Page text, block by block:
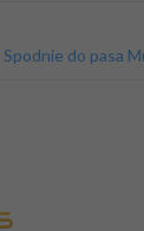
Spodnie do pasa